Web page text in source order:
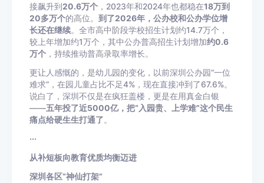
接飙升到 20.6万个 ，2023年和2024年也都稳在18万到
20多万个的高位。 到了2026年，公办校和公办学位增
长还在继续。全市高中阶段学校招生计划约14.7万个，
较上年增加约1万个，其中公办普高招生计划增加约0.6
万个 ，持续推动普高录取率增长。
更让人感慨的，是幼儿园的变化，以前深圳公办园“一位
难求”，在园儿童占比不足4%，现在直接冲到了67.6%。
说白了，深圳不仅是在疯狂盖楼，更是在用真金白银
——五年投了近5000亿，把“入园贵、上学难”这个民生
痛点给硬生生打通了。
···
从补短板向教育优质均衡迈进
深圳各区“神仙打架”